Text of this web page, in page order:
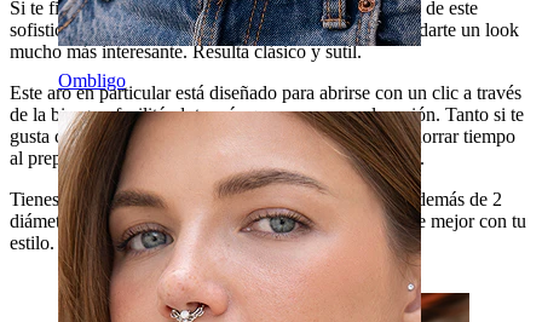
Ombligo
Si te fijas bien, podrás apreciar cómo la circunferencia de este
sofisticado aro de titanio está finamente facetada para darte un look
mucho más interesante. Resulta clásico y sutil.
Este aro en particular está diseñado para abrirse con un clic a través
de la bisagra, facilitándote más que nunca su colocación. Tanto si te
gusta cambiar a menudo de joyas como si necesitas ahorrar tiempo
al preparar tus outfits, este es el método de cierre ideal.
Tienes 4 colores llenos de estilo entre los que elegir, además de 2
diámetros diferentes, así que puedes lucir el que encaje mejor con tu
estilo.